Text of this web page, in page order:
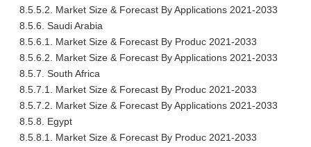
8.5.5.2. Market Size & Forecast By Applications 2021-2033
8.5.6. Saudi Arabia
8.5.6.1. Market Size & Forecast By Produc 2021-2033
8.5.6.2. Market Size & Forecast By Applications 2021-2033
8.5.7. South Africa
8.5.7.1. Market Size & Forecast By Produc 2021-2033
8.5.7.2. Market Size & Forecast By Applications 2021-2033
8.5.8. Egypt
8.5.8.1. Market Size & Forecast By Produc 2021-2033